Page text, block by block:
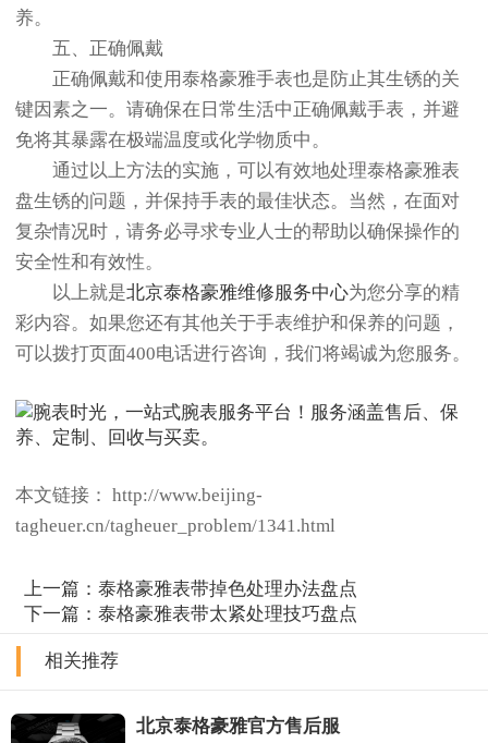
养。
五、正确佩戴
正确佩戴和使用泰格豪雅手表也是防止其生锈的关
键因素之一。请确保在日常生活中正确佩戴手表，并避
免将其暴露在极端温度或化学物质中。
通过以上方法的实施，可以有效地处理泰格豪雅表
盘生锈的问题，并保持手表的最佳状态。当然，在面对
复杂情况时，请务必寻求专业人士的帮助以确保操作的
安全性和有效性。
以上就是北京泰格豪雅维修服务中心为您分享的精
彩内容。如果您还有其他关于手表维护和保养的问题，
可以拨打页面400电话进行咨询，我们将竭诚为您服务。
本文链接： http://www.beijing-
tagheuer.cn/tagheuer_problem/1341.html
上一篇：泰格豪雅表带掉色处理办法盘点
下一篇：泰格豪雅表带太紧处理技巧盘点
相关推荐
北京泰格豪雅官方售后服